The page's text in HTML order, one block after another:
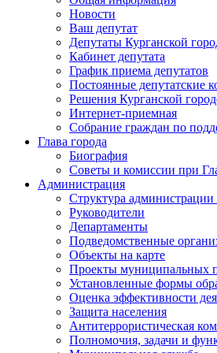
Новости
Ваш депутат
Депутаты Курганской
Кабинет депутата
График приема депутатов
Постоянные депутатские
Решения Курганской
Интернет-приемная
Собрание граждан по
Глава города
Биография
Советы и комиссии при
Администрация
Структура администрации
Руководители
Департаменты
Подведомственные
Объекты на карте
Проекты муниципальных
Установленные формы
Оценка эффективности
Защита населения
Антитеррористическая
Полномочия, задачи и